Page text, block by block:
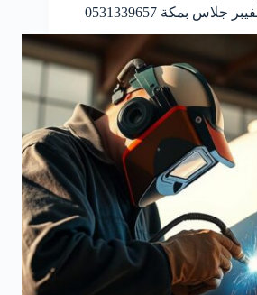
بمكة 0531339657